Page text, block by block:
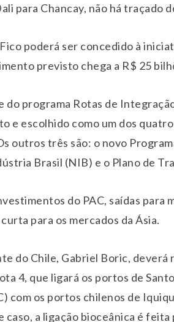
para Chancay, não há traçado
poderá ser concedido à
previsto chega a R$ 25
do programa Rotas de
e escolhido como um dos
outros três são: o novo
Brasil (NIB) e o Plano de
do PAC, saídas para
para os mercados da Ásia.
do Chile, Gabriel Boric, deverá
4, que ligará os portos de
com os portos chilenos de
caso, a ligação bioceânica é